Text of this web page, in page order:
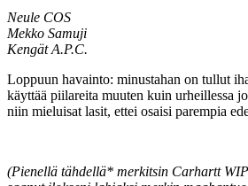
Neule COS
Mekko Samuji
Kengät A.P.C.
Loppuun havainto: minustahan on tullut
käyttää piilareita muuten kuin urheillessa
niin mieluisat lasit, ettei osaisi parempia
(Pienellä tähdellä* merkitsin Carhartt